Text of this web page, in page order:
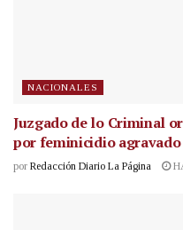
NACIONALES
Juzgado de lo Criminal
por feminicidio
por Redacción Diario La Página